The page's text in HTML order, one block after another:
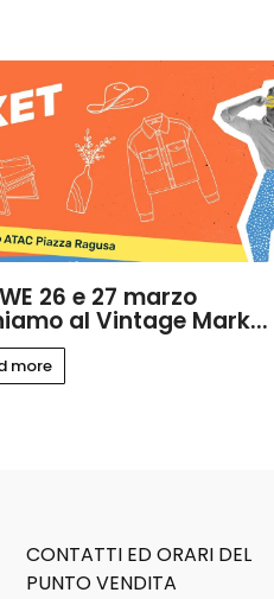
26 e 27 marzo
al Vintage Mark...
more
CONTATTI ED ORARI DEL
PUNTO VENDITA